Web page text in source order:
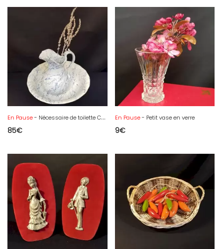
En Pause- Nécessaire de toilette Creil et Montereau
85€
En Pause- Petit vase en verre
9€